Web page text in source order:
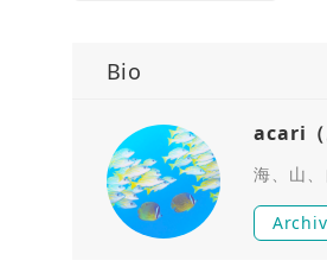
Bio
acari（
海、山